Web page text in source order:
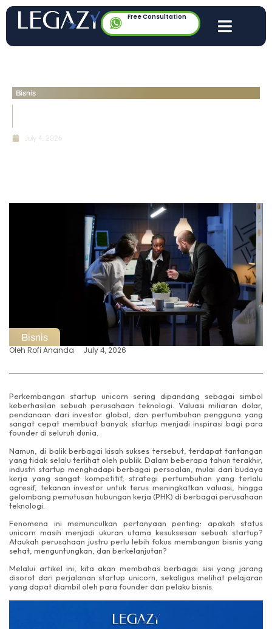
Free Consultation
Bisnis
July 4, 2026
Bisnis
Oleh Rofi Ananda July 4, 2026
Perkembangan startup unicorn sering dipandang sebagai simbol
keberhasilan sebuah perusahaan teknologi. Valuasi miliaran dolar,
pendanaan dari investor global, dan pertumbuhan pengguna yang
sangat cepat membuat banyak startup menjadi inspirasi bagi para
founder di seluruh dunia.
Namun, di balik berbagai kisah sukses tersebut, terdapat tantangan
yang tidak selalu terlihat oleh publik. Dalam beberapa tahun terakhir,
industri startup menghadapi berbagai persoalan, mulai dari budaya
kerja yang sangat kompetitif, strategi pertumbuhan yang terlalu
agresif, tekanan investor untuk terus meningkatkan valuasi, hingga
gelombang pemutusan hubungan kerja (PHK) di berbagai perusahaan
teknologi.
Fenomena ini memunculkan pertanyaan penting: apakah status
unicorn masih menjadi ukuran utama kesuksesan sebuah startup?
Ataukah perusahaan justru perlu lebih fokus membangun bisnis yang
sehat, menguntungkan, dan berkelanjutan?
Melalui artikel ini, kita akan membahas berbagai sisi yang jarang
disorot dari perjalanan startup unicorn, sekaligus melihat pelajaran
yang dapat diambil oleh para founder dan pelaku bisnis.